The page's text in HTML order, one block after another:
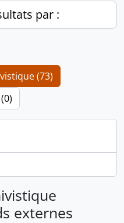
par :
(73)
externes